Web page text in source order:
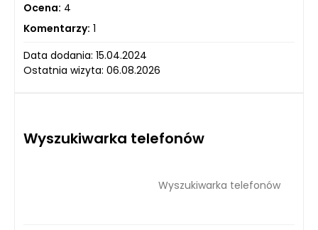
Ocena: 4
Komentarzy: 1
Data dodania: 15.04.2024
Ostatnia wizyta: 06.08.2026
Wyszukiwarka telefonów
Wyszukiwarka telefonów